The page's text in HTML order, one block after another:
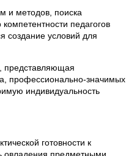
и методов, поиска
педагогов
создание условий для
представляющая
профессионально-значимых
индивидуальность
готовности к